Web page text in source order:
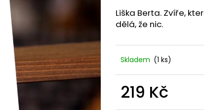
z
5
hvězdiček.
Liška Berta. Zvíře,
dělá, že nic.
Skladem (1 ks)
219 Kč